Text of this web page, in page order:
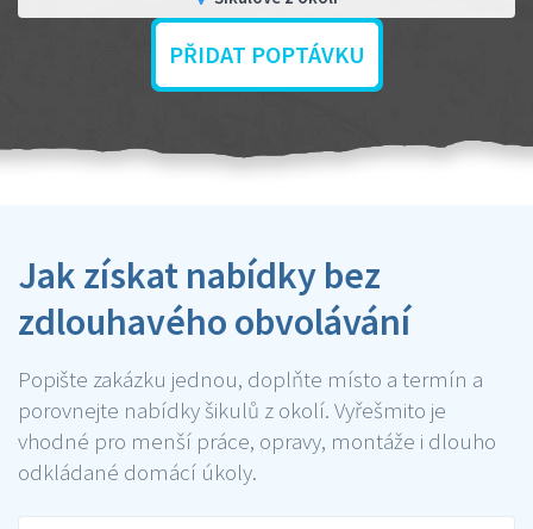
PŘIDAT POPTÁVKU
Jak získat nabídky bez
zdlouhavého obvolávání
Popište zakázku jednou, doplňte místo a termín a
porovnejte nabídky šikulů z okolí. Vyřešmito je
vhodné pro menší práce, opravy, montáže i dlouho
odkládané domácí úkoly.